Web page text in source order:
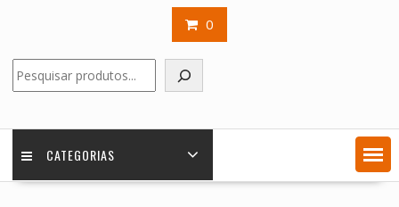
0
CATEGORIAS